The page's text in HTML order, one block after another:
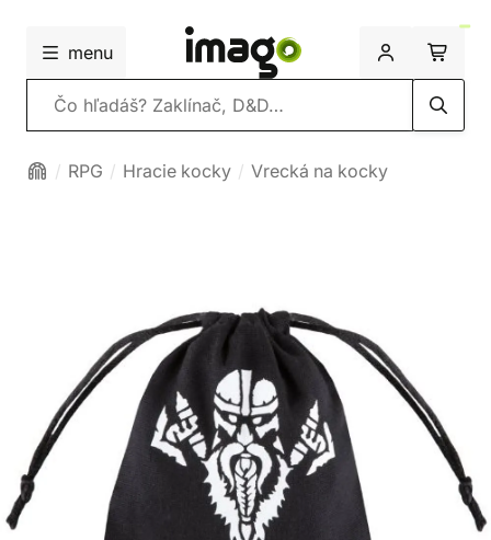
menu
Vyhľadávanie
RPG Hracie kocky Vrecká na kocky